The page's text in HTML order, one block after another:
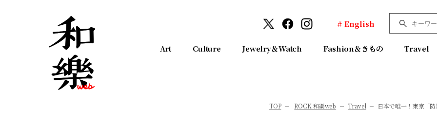
# English
Art Culture Jewelry＆Watch Fashion＆きもの Travel
TOP ROCK 和樂web Travel 日本で唯一！東京「